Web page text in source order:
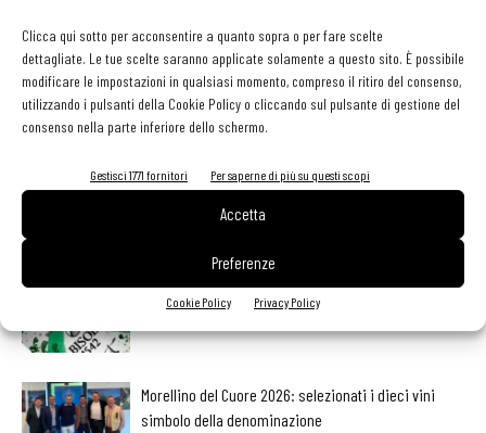
Clicca qui sotto per acconsentire a quanto sopra o per fare scelte
dettagliate. Le tue scelte saranno applicate solamente a questo sito. È possibile
modificare le impostazioni in qualsiasi momento, compreso il ritiro del consenso,
utilizzando i pulsanti della Cookie Policy o cliccando sul pulsante di gestione del
consenso nella parte inferiore dello schermo.
Gestisci 1771 fornitori Per saperne di più su questi scopi
Accetta
Preferenze
Cookie Policy Privacy Policy
LEGGI ANCHE
Export del vino in frenata: dazi Usa e domanda
debole pesano sulle denominazioni europee
Bisol1542 Brut, Valdobbiadene Prosecco Superiore
Docg, Bisol
Morellino del Cuore 2026: selezionati i dieci vini
simbolo della denominazione